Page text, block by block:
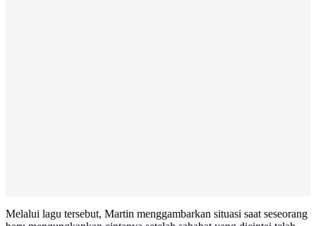
Melalui lagu tersebut, Martin menggambarkan situasi saat seseorang